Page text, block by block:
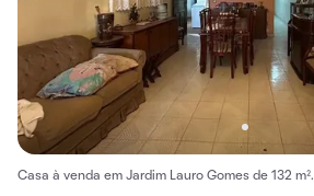
Casa à venda em Jardim Lauro Gomes de 132 m².